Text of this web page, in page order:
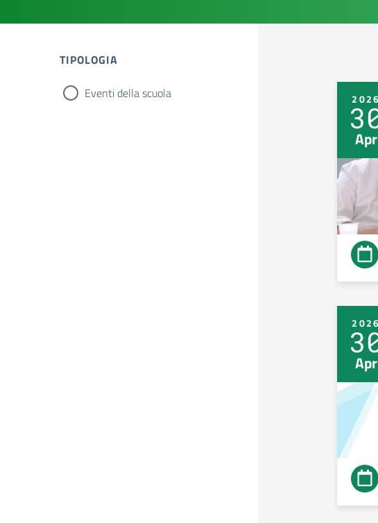
TIPOLOGIA
tipologia di articoli
Eventi della scuola 2026
Apr
2026
Apr